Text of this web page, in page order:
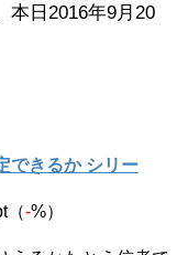
本日2016年9月20
できるか シリー
（-%）